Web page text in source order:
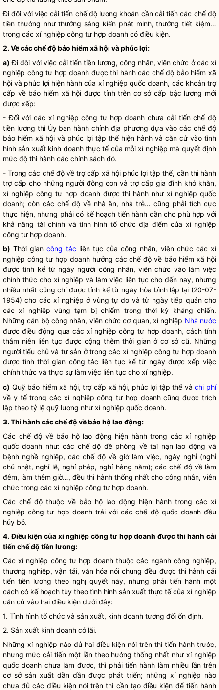
Đi đôi với việc cải tiến chế độ lương khoán cần cải tiến các chế độ
tiền thưởng như thưởng sáng kiến phát minh, thưởng tiết kiệm…
trong các xí nghiệp công tư hợp doanh có điều kiện.
2. Về các chế độ bảo hiểm xã hội và phúc lợi:
a) Đi đôi với việc cải tiến tiền lương, công nhân, viên chức ở các xí
nghiệp công tư hợp doanh được thi hành các chế độ bảo hiểm xã
hội và phúc lợi hiện hành của xí nghiệp quốc doanh, các khoản trợ
cấp về bảo hiểm xã hội được tính trên cơ sở cấp bậc lương mới
được xếp:
- Đối với các xí nghiệp công tư hợp doanh chưa cải tiến chế độ
tiền lương thì Ủy ban hành chính địa phương dựa vào các chế độ
bảo hiểm xã hội và phúc lợi tập thể hiện hành và căn cứ vào tình
hình sản xuất kinh doanh thực tế của mỗi xí nghiệp mà quyết định
mức độ thi hành các chính sách đó.
- Trong các chế độ về trợ cấp xã hội phúc lợi tập thể, cần thi hành
trợ cấp cho những người đông con và trợ cấp gia đình khó khăn,
xí nghiệp công tư hợp doanh được thi hành như xí nghiệp quốc
doanh; còn các chế độ về nhà ăn, nhà trẻ… cũng phải tích cực
thực hiện, nhưng phải có kế hoạch tiến hành dần cho phù hợp với
khả năng tài chính và tình hình tổ chức địa điểm của xí nghiệp
công tư hợp doanh.
b) Thời giancông tác liên tục của công nhân, viên chức các xí
nghiệp công tư hợp doanh hưởng các chế độ về bảo hiểm xã hội
được tính kể từ ngày người công nhân, viên chức vào làm việc
chính thức cho xí nghiệp và làm việc liên tục cho đến nay, nhưng
nhiều nhất cũng chỉ được tính kể từ ngày hòa bình lập lại (20-07-
1954) cho các xí nghiệp ở vùng tự do và từ ngày tiếp quản cho
các xí nghiệp vùng tạm bị chiếm trong thời kỳ kháng chiến.
Những cán bộ công nhân, viên chức cơ quan, xí nghiệp Nhà nước
được điều động qua các xí nghiệp công tư hợp doanh, cách tính
thâm niên liên tục được cộng thêm thời gian ở cơ sở cũ. Những
người tiểu chủ và tư sản ở trong các xí nghiệp công tư hợp doanh
được tính thời gian công tác liên tục kể từ ngày được xếp việc
chính thức và thực sự làm việc liên tục cho xí nghiệp.
c) Quỹ bảo hiểm xã hội, trợ cấp xã hội, phúc lợi tập thể vàchi phí
về y tế trong các xí nghiệp công tư hợp doanh cũng được trích
lập theo tỷ lệ quỹ lương như xí nghiệp quốc doanh.
3. Thi hành các chế độ về bảo hộ lao động:
Các chế độ về bảo hộ lao động hiện hành trong các xí nghiệp
quốc doanh như: các chế dộ đề phòng về tai nạn lao động và
bệnh nghề nghiệp, các chế độ về giờ làm việc, ngày nghỉ (nghỉ
chủ nhật, nghỉ lễ, nghỉ phép, nghỉ hàng năm); các chế độ về làm
đêm, làm thêm giờ…, đều thi hành thống nhất cho công nhân, viên
chức trong các xí nghiệp công tư hợp doanh.
Các chế độ thuộc về bảo hộ lao động hiện hành trong các xí
nghiệp công tư hợp doanh trái với các chế độ quốc doanh đều
hủy bỏ.
4. Điều kiện của xí nghiệp công tư hợp doanh được thi hành cải
tiến chế độ tiền lương:
Các xí nghiệp công tư hợp doanh thuộc các ngành công nghiệp,
thương nghiệp, vận tải, văn hóa nói chung đều được thi hành cải
tiến tiền lương theo nghị quyết này, nhưng phải tiến hành một
cách có kế hoạch tùy theo tình hình sản xuất thực tế của xí nghiệp
căn cứ vào hai điều kiện dưới đây:
1. Tình hình tổ chức và sản xuất, kinh doanh tương đối ổn định.
2. Sản xuất kinh doanh có lãi.
Những xí nghiệp nào đủ hai điều kiện nói trên thì tiến hành trước,
nhưng mức cải tiến một lần theo hướng thống nhất như xí nghiệp
quốc doanh chưa làm được, thì phải tiến hành làm nhiều lần trên
cơ sở sản xuất dần dần được phát triển; những xí nghiệp nào
chưa đủ các điều kiện nói trên thì cần tạo điều kiện để tiến hành